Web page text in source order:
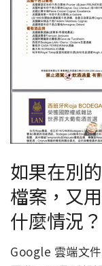
如果在別
檔案，又
什麼情況？
Google 雲端文